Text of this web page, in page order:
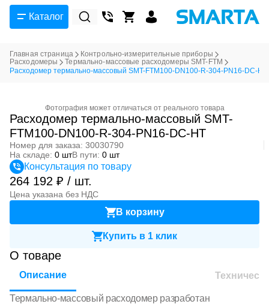
Каталог
Главная страница
Контрольно-измерительные приборы
Расходомеры
Термально-массовые расходомеры SMT-FTM
Расходомер термально-массовый SMT-FTM100-DN100-R-304-PN16-DC-HT
Фотография может отличаться от реального товара
Расходомер термально-массовый SMT-
FTM100-DN100-R-304-PN16-DC-HT
Номер для заказа: 30030790
На складе: 0 штВ пути: 0 шт
Консультация по товару
264 192 ₽ / шт.
Цена указана без НДС
В корзину
Купить в 1 клик
О товаре
Описание
Термально-массовый расходомер разработан